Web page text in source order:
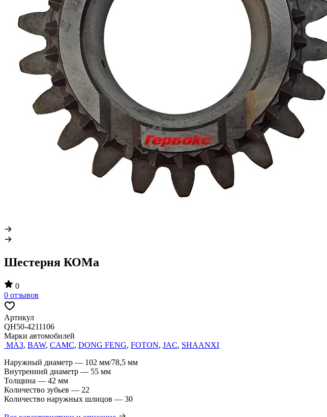
Шестерня КОМа
0
0 отзывов
Артикул
QH50-4211106
Марки автомобилей
МАЗ, BAW, CAMC, DONG FENG, FOTON, JAC, SHAANXI
Наружный диаметр — 102 мм/78,5 мм
Внутренний диаметр — 55 мм
Толщина — 42 мм
Количество зубьев — 22
Количество наружных шлицов — 30